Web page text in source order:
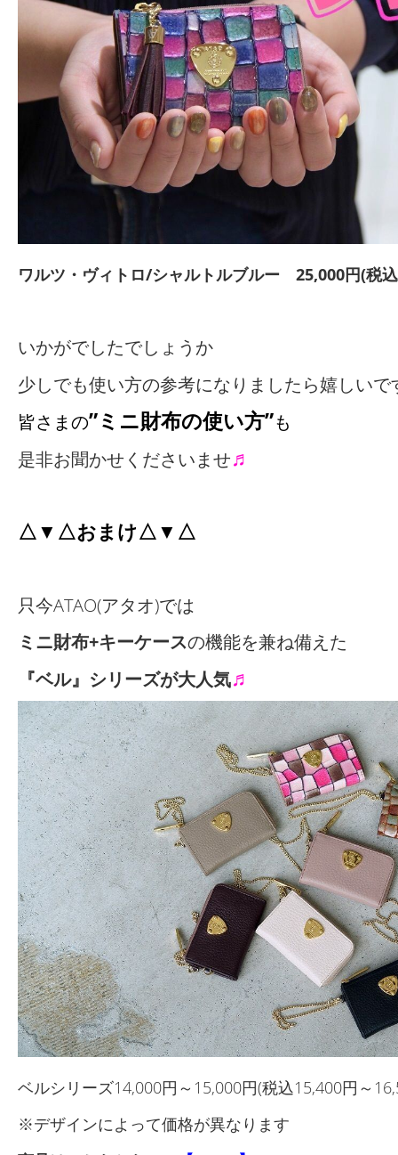
ワルツ・ヴィトロ/シャルトルブルー 25,000円(税
いかがでしたでしょうか
少しでも使い方の参考になりましたら嬉しいで
皆さまの”ミニ財布の使い方”も
是非お聞かせくださいませ♬
△▼△おまけ△▼△
只今ATAO(アタオ)では
ミニ財布+キーケースの機能を兼ね備えた
『ベル』シリーズが大人気♬
ベルシリーズ14,000円～15,000円(税込15,400円～
※デザインによって価格が異なります